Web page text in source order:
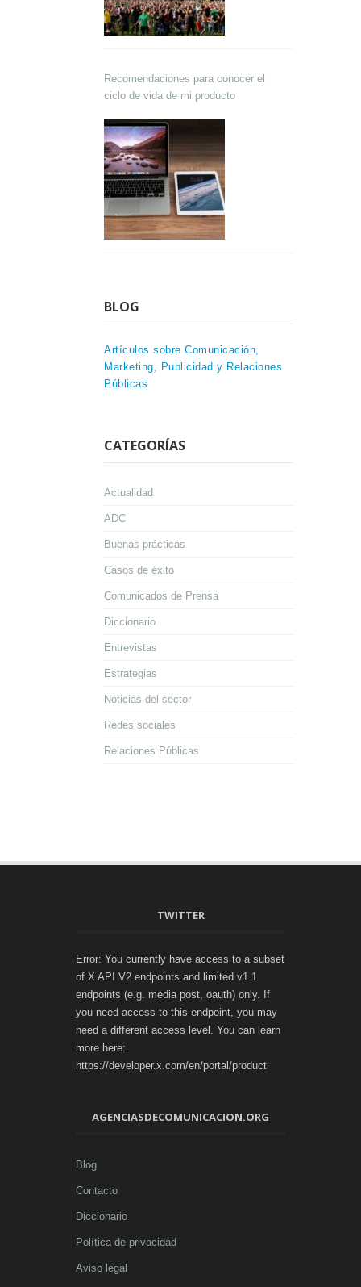
Recomendaciones para conocer el
ciclo de vida de mi producto
BLOG
Artículos sobre Comunicación,
Marketing, Publicidad y Relaciones
Públicas
CATEGORÍAS
Actualidad
ADC
Buenas prácticas
Casos de éxito
Comunicados de Prensa
Diccionario
Entrevistas
Estrategias
Noticias del sector
Redes sociales
Relaciones Públicas
TWITTER
Error: You currently have access to a subset
of X API V2 endpoints and limited v1.1
endpoints (e.g. media post, oauth) only. If
you need access to this endpoint, you may
need a different access level. You can learn
more here:
https://developer.x.com/en/portal/product
AGENCIASDECOMUNICACION.ORG
Blog
Contacto
Diccionario
Política de privacidad
Aviso legal